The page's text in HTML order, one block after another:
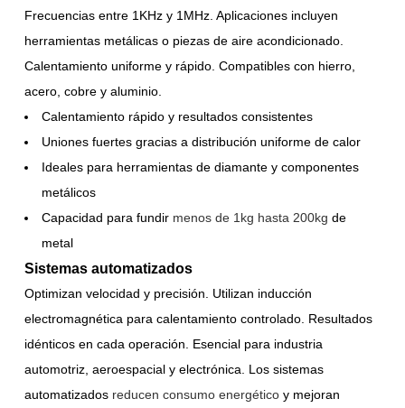
Frecuencias entre 1KHz y 1MHz. Aplicaciones incluyen
herramientas metálicas o piezas de aire acondicionado.
Calentamiento uniforme y rápido. Compatibles con hierro,
acero, cobre y aluminio.
Calentamiento rápido y resultados consistentes
Uniones fuertes gracias a distribución uniforme de calor
Ideales para herramientas de diamante y componentes
metálicos
Capacidad para fundir menos de 1kg hasta 200kg de
metal
Sistemas automatizados
Optimizan velocidad y precisión. Utilizan inducción
electromagnética para calentamiento controlado. Resultados
idénticos en cada operación. Esencial para industria
automotriz, aeroespacial y electrónica. Los sistemas
automatizados reducen consumo energético y mejoran